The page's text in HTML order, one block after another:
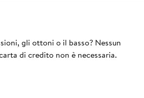
gli ottoni o il basso? Nessun
di credito non è necessaria.